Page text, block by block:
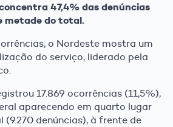
47,4% das denúncias
metade do total.
o Nordeste mostra um
do serviço, liderado pela
17.869 ocorrências (11,5%),
aparecendo em quarto lugar
(9.270 denúncias), à frente de